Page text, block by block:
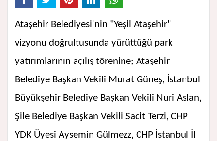
Ataşehir Belediyesi'nin "Yeşil Ataşehir"
vizyonu doğrultusunda yürüttüğü park
yatırımlarının açılış törenine; Ataşehir
Belediye Başkan Vekili Murat Güneş, İstanbul
Büyükşehir Belediye Başkan Vekili Nuri Aslan,
Şile Belediye Başkan Vekili Sacit Terzi, CHP
YDK Üyesi Aysemin Gülmezz, CHP İstanbul İl